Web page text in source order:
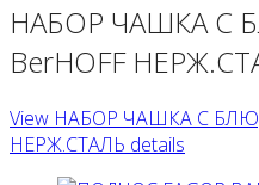
НАБОР ЧАШКА С
BerHOFF
View НАБОР ЧАШКА С
НЕРЖ.СТАЛЬ details